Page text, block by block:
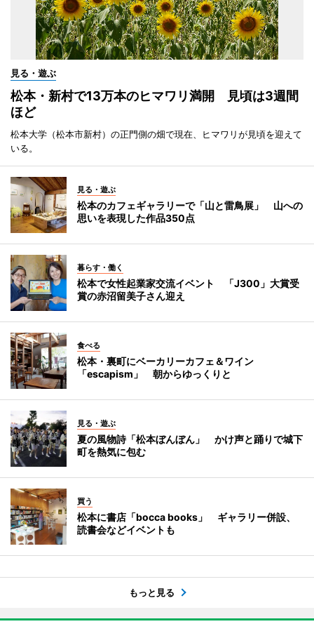
見る・遊ぶ
松本・新村で13万本のヒマワリ満開 見頃は3週間
ほど
松本大学（松本市新村）の正門側の畑で現在、ヒマワリが見頃を迎えて
いる。
見る・遊ぶ
松本のカフェギャラリーで「山と雷鳥展」 山への
思いを表現した作品350点
暮らす・働く
松本で女性起業家交流イベント 「J300」大賞受
賞の赤沼留美子さん迎え
食べる
松本・裏町にベーカリーカフェ＆ワイン
「escapism」 朝からゆっくりと
見る・遊ぶ
夏の風物詩「松本ぼんぼん」 かけ声と踊りで城下
町を熱気に包む
買う
松本に書店「bocca books」 ギャラリー併設、
読書会などイベントも
もっと見る